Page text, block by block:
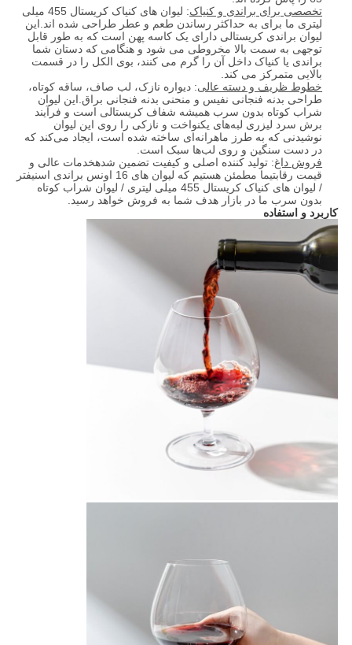
تخصصی برای براندی و کنیاک
: لیوان های کنیاک کریستال 455 میلی
لیتری ما برای به حداکثر رساندن طعم و عطر طراحی شده اند.این
لیوان براندی کریستالی دارای یک کاسه پهن است که به طور قابل
توجهی به سمت بالا مخروطی می شود و هنگامی که دستان شما
براندی یا کنیاک داخل آن را گرم می کنند، بوی الکل را در قسمت
بالایی متمرکز می کند.
خطوط ظریف و دسته عالی: دیواره نازک، لب صاف، ساقه کوتاه،
طراحی بدنه فنجانی نفیس و منحنی بدنه فنجانی براق.این لیوان
شراب کوتاه بدون سرب همیشه شفاف کریستالی است و فرآیند
برش سرد لیزری لبه‌های یکنواخت و نازکی را روی این لیوان
نوشیدنی که به طرز ماهرانه‌ای ساخته شده است، ایجاد می‌کند که
در دست سنگین و روی لب‌ها سبک است.
فروش داغ: تولید کننده اصلی و کیفیت تضمین شدهخدمات عالی و
قیمت رقابتیما مطمئن هستیم که لیوان های 16 اونس براندی اسنیفتر
/ لیوان های کنیاک کریستال 455 میلی لیتری / لیوان شراب کوتاه
بدون سرب ما در بازار هدف شما به فروش خواهد رسید.
کاربرد و استفاده